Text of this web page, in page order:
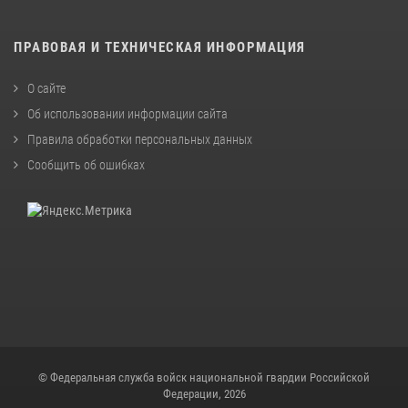
ПРАВОВАЯ И ТЕХНИЧЕСКАЯ ИНФОРМАЦИЯ
О сайте
Об использовании информации сайта
Правила обработки персональных данных
Сообщить об ошибках
© Федеральная служба войск национальной гвардии Российской
Федерации, 2026